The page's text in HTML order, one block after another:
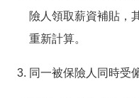
險人領取薪資補貼，
重新計算。
同一被保險人同時受